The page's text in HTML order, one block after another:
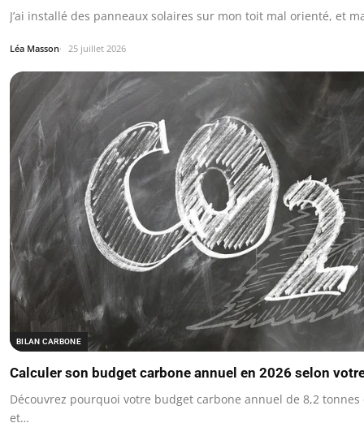
J’ai installé des panneaux solaires sur mon toit mal orienté, et
Léa Masson 25 juillet 2026
BILAN CARBONE
Calculer son budget carbone annuel en 2026 selon
Découvrez pourquoi votre budget carbone annuel de 8,2
et…